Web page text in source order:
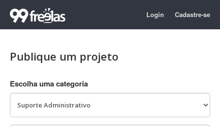
Login Cadastre-se
Publique um projeto
Escolha uma categoria